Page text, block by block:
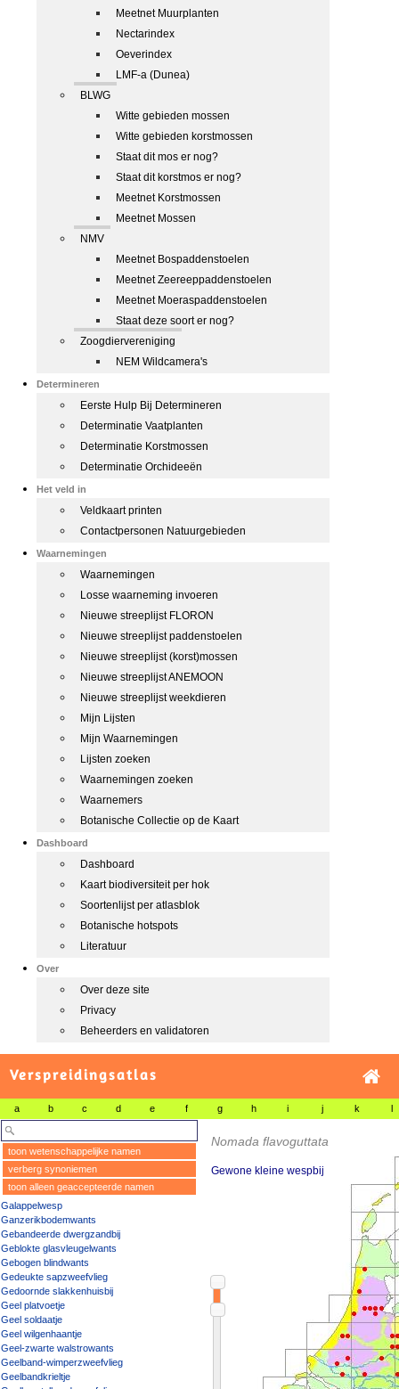
Meetnet Muurplanten
Nectarindex
Oeverindex
LMF-a (Dunea)
BLWG
Witte gebieden mossen
Witte gebieden korstmossen
Staat dit mos er nog?
Staat dit korstmos er nog?
Meetnet Korstmossen
Meetnet Mossen
NMV
Meetnet Bospaddenstoelen
Meetnet Zeereeppaddenstoelen
Meetnet Moeraspaddenstoelen
Staat deze soort er nog?
Zoogdiervereniging
NEM Wildcamera's
Determineren
Eerste Hulp Bij Determineren
Determinatie Vaatplanten
Determinatie Korstmossen
Determinatie Orchideeën
Het veld in
Veldkaart printen
Contactpersonen Natuurgebieden
Waarnemingen
Waarnemingen
Losse waarneming invoeren
Nieuwe streeplijst FLORON
Nieuwe streeplijst paddenstoelen
Nieuwe streeplijst (korst)mossen
Nieuwe streeplijst ANEMOON
Nieuwe streeplijst weekdieren
Mijn Lijsten
Mijn Waarnemingen
Lijsten zoeken
Waarnemingen zoeken
Waarnemers
Botanische Collectie op de Kaart
Dashboard
Dashboard
Kaart biodiversiteit per hok
Soortenlijst per atlasblok
Botanische hotspots
Literatuur
Over
Over deze site
Privacy
Beheerders en validatoren
Verspreidingsatlas
a b c d e f g h i j k l
toon wetenschappelijke namen
verberg synoniemen
toon alleen geaccepteerde namen
Galappelwesp
Ganzerikbodemwants
Gebandeerde dwergzandbij
Geblokte glasvleugelwants
Gebogen blindwants
Gedeukte sapzweefvlieg
Gedoornde slakkenhuisbij
Geel platvoetje
Geel soldaatje
Geel wilgenhaantje
Geel-zwarte walstrowants
Geelband-wimperzweefvlieg
Geelbandkrieltje
Nomada flavoguttata
Gewone kleine wespbij